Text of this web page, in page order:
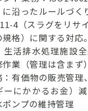
沿ったルールづく
4（スラグをリサ
格）に関する対応。
生活排水処理施設全
業（管理は含まず）
：有価物の販売管
ーにかかるお金）
ンプの維持管理